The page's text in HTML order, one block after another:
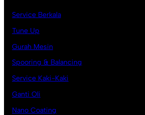
Service Berkala
Tune Up
Gurah Mesin
Spooring & Balancing
Service Kaki-Kaki
Ganti Oli
Nano Coating